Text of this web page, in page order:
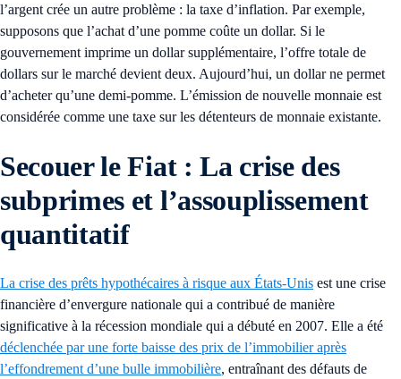
l’argent crée un autre problème : la taxe d’inflation. Par exemple,
supposons que l’achat d’une pomme coûte un dollar. Si le
gouvernement imprime un dollar supplémentaire, l’offre totale de
dollars sur le marché devient deux. Aujourd’hui, un dollar ne permet
d’acheter qu’une demi-pomme. L’émission de nouvelle monnaie est
considérée comme une taxe sur les détenteurs de monnaie existante.
Secouer le Fiat : La crise des
subprimes et l’assouplissement
quantitatif
La crise des prêts hypothécaires à risque aux États-Unis est une crise
financière d’envergure nationale qui a contribué de manière
significative à la récession mondiale qui a débuté en 2007. Elle a été
déclenchée par une forte baisse des prix de l’immobilier après
l’effondrement d’une bulle immobilière, entraînant des défauts de